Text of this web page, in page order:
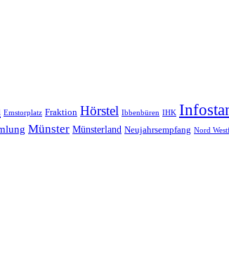
Emstorplatz Fraktion Hörstel Ibbenbüren IHK
Münster Münsterland Neujahrsempfang Nord